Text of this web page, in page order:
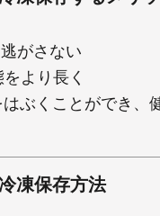
がさない
より長く
ぶくことができ、
凍保存方法